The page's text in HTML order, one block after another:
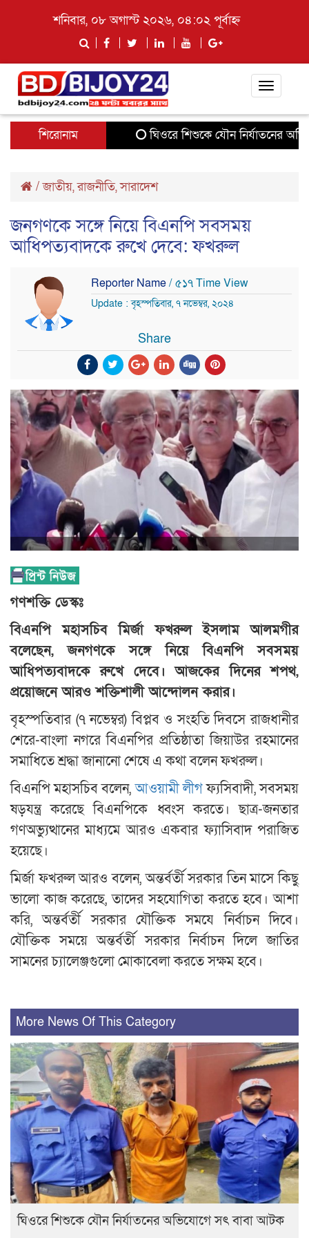
শনিবার, ০৮ অগাস্ট ২০২৬, ০৪:০২ পূর্বাহ্ন
Toggle
শিরোনাম
ঘিওরে শিশুকে যৌন নির্যাতনের
/জাতীয়,রাজনীতি,সারাদেশ
জনগণকে সঙ্গে নিয়ে বিএনপি সবসময়
আধিপত্যবাদকে রুখে দেবে: ফখরুল
Reporter Name/ ৫১৭ Time View
Update : বৃহস্পতিবার, ৭ নভেম্বর, ২০২৪
Share
গণশক্তি ডেস্কঃ
বিএনপি মহাসচিব মির্জা ফখরুল ইসলাম আলমগীর
বলেছেন, জনগণকে সঙ্গে নিয়ে বিএনপি সবসময়
আধিপত্যবাদকে রুখে দেবে। আজকের দিনের শপথ,
প্রয়োজনে আরও শক্তিশালী আন্দোলন করার।
বৃহস্পতিবার (৭ নভেম্বর) বিপ্লব ও সংহতি দিবসে রাজধানীর
শেরে-বাংলা নগরে বিএনপির প্রতিষ্ঠাতা জিয়াউর রহমানের
সমাধিতে শ্রদ্ধা জানানো শেষে এ কথা বলেন ফখরুল।
বিএনপি মহাসচিব বলেন,আওয়ামী লীগফ্যসিবাদী, সবসময়
ষড়যন্ত্র করেছে বিএনপিকে ধ্বংস করতে। ছাত্র-জনতার
গণঅভ্যুত্থানের মাধ্যমে আরও একবার ফ্যাসিবাদ পরাজিত
হয়েছে।
মির্জা ফখরুল আরও বলেন, অন্তর্বর্তী সরকার তিন মাসে কিছু
ভালো কাজ করেছে, তাদের সহযোগিতা করতে হবে। আশা
করি, অন্তর্বর্তী সরকার যৌক্তিক সমযে নির্বাচন দিবে।
যৌক্তিক সময়ে অন্তর্বর্তী সরকার নির্বাচন দিলে জাতির
সামনের চ্যালেঞ্জগুলো মোকাবেলা করতে সক্ষম হবে।
More News Of This Category
ঘিওরে শিশুকে যৌন নির্যাতনের অভিযোগে সৎ বাবা আটক